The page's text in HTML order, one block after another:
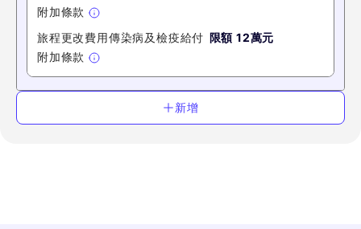
附加條款
旅程更改費用傳染病及檢疫給付
附加條款
限額 12萬元
新增